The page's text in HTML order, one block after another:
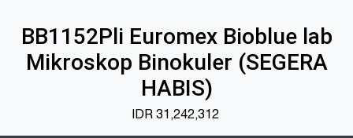
BB1152Pli Euromex Bioblue lab
Mikroskop Binokuler (SEGERA
HABIS)
IDR 31,242,312